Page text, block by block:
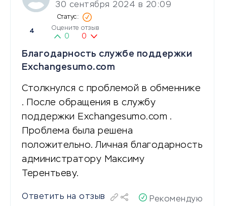
30 сентября 2024 в 20:09
4 Оцените отзыв
0 0
Благодарность службе поддержки
Exchangesumo.com
Столкнулся с проблемой в обменнике
. После обращения в службу
поддержки Exchangesumo.com .
Проблема была решена
положительно. Личная благодарность
администратору Максиму
Терентьеву.
Ответить на отзыв Рекомендую